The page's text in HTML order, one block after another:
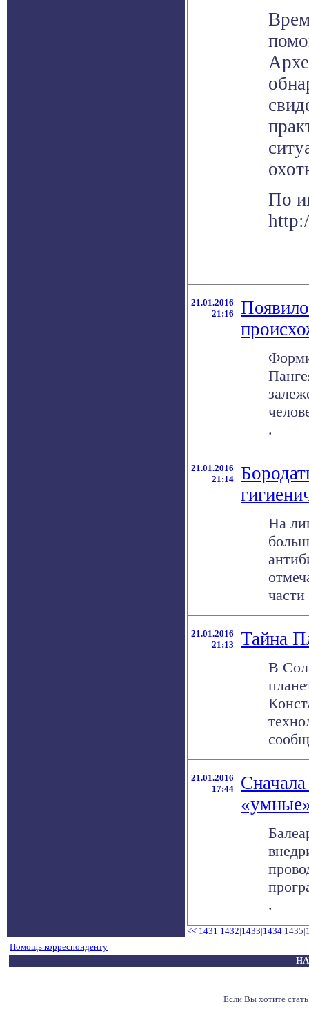
По
21.01.2016
21:16
.
21.01.2016
21:14
На
21.01.2016
21:13
Тайна
В
21.01.2016
17:44
.
<< 1431|1432|1433|1434|1435|
Помощь корреспонденту
Если Вы хотите